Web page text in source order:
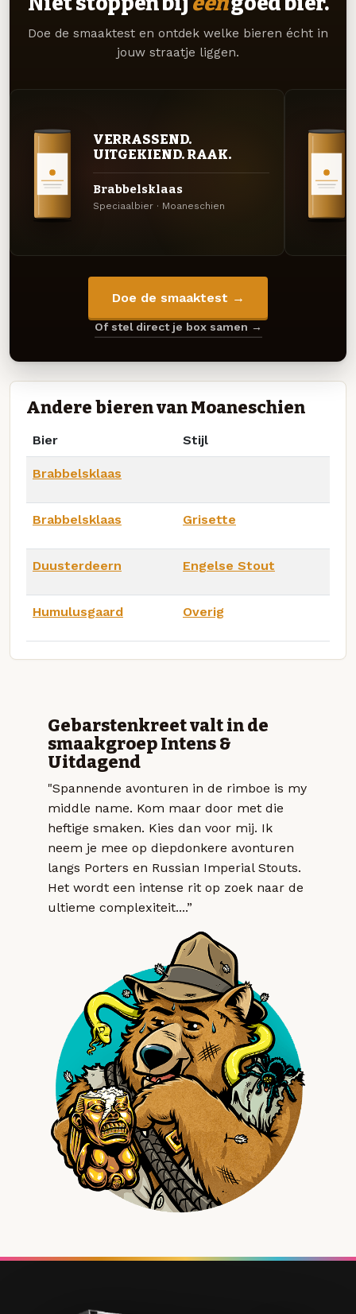
Doe de smaaktest en ontdek welke bieren écht in
jouw straatje liggen.
VERRASSEND.
UITGEKIEND. RAAK.
Brabbelsklaas
Speciaalbier · Moaneschien
Doe de smaaktest →
Of stel direct je box samen →
Andere bieren van Moaneschien
Bier Stijl
Brabbelsklaas
Brabbelsklaas Grisette
Duusterdeern Engelse Stout
Humulusgaard Overig
Gebarstenkreet valt in de
smaakgroep Intens &
Uitdagend
"Spannende avonturen in de rimboe is my
middle name. Kom maar door met die
heftige smaken. Kies dan voor mij. Ik
neem je mee op diepdonkere avonturen
langs Porters en Russian Imperial Stouts.
Het wordt een intense rit op zoek naar de
ultieme complexiteit....”